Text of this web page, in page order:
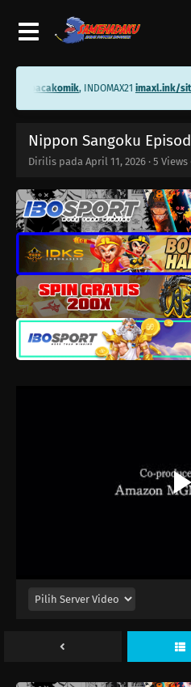
bacakomik, INDOMAX21imaxl.ink/site
Nippon Sangoku
Dirilis pada April 11, 2026 · 5 Views
Nippon